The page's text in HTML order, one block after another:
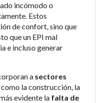
incómodo o
Estos
de confort, sino que
que un EPI mal
e incluso generar
a sectores
como la construcción, la
evidente la falta de